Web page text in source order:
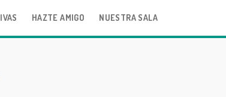
HAZTE AMIGO NUESTRA SALA